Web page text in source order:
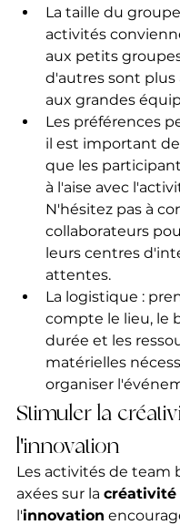
La taille du
activités
aux petits
d'autres sont plus
aux grandes
Les préférences
il est important
que les
à l'aise avec
N'hésitez pas à
collaborateurs
leurs centres
attentes.
La logistique :
compte le lieu, le
durée et les
matérielles
organiser
Stimuler la
l'innovation
Les activités de team
axées sur la créativité
l'innovation